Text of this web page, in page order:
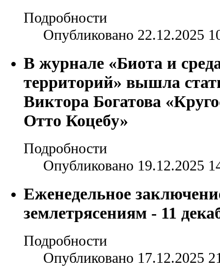
Подробности
Опубликовано 22.12.2025
В журнале «Биота и
территорий» вышла
Виктора Богатова
Отто Коцебу»
Подробности
Опубликовано 19.12.2025
Еженедельное
землетрясениям - 11
Подробности
Опубликовано 17.12.2025